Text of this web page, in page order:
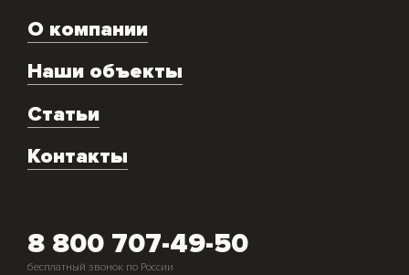
Экспертиза объекта
Техническое обслуживание
Аренда
Монтаж и подключение оборудования
Скупка генераторов
О компании
Наши объекты
Статьи
Контакты
8 800 707-49-50
бесплатный звонок по России